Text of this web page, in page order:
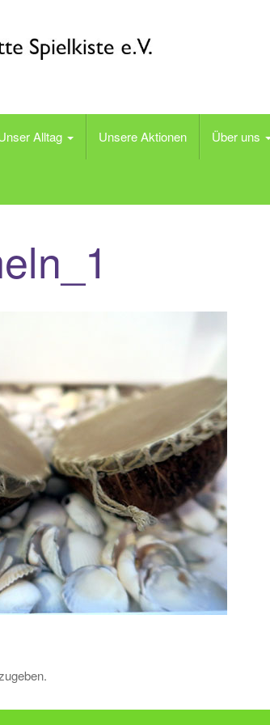
Spielkiste e.V.
Alltag Unsere Aktionen Über uns